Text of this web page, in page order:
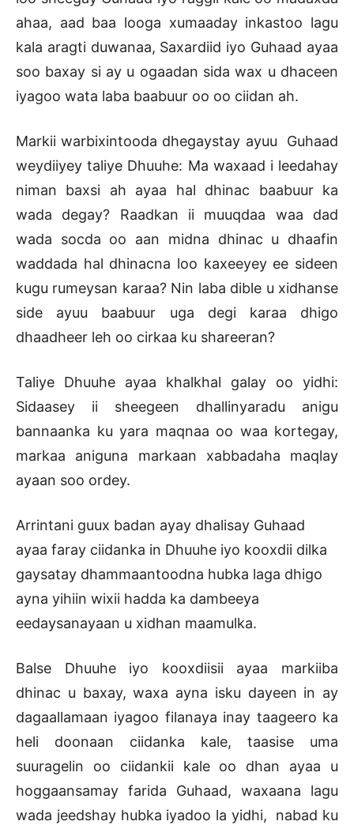
ahaa, aad baa looga xumaaday inkastoo lagu
kala aragti duwanaa, Saxardiid iyo Guhaad ayaa
soo baxay si ay u ogaadan sida wax u dhaceen
iyagoo wata laba baabuur oo oo ciidan ah.
Markii warbixintooda dhegaystay ayuu Guhaad
weydiiyey taliye Dhuuhe: Ma waxaad i leedahay
niman baxsi ah ayaa hal dhinac baabuur ka
wada degay? Raadkan ii muuqdaa waa dad
wada socda oo aan midna dhinac u dhaafin
waddada hal dhinacna loo kaxeeyey ee sideen
kugu rumeysan karaa? Nin laba dible u xidhanse
side ayuu baabuur uga degi karaa dhigo
dhaadheer leh oo cirkaa ku shareeran?
Taliye Dhuuhe ayaa khalkhal galay oo yidhi:
Sidaasey ii sheegeen dhallinyaradu anigu
bannaanka ku yara maqnaa oo waa kortegay,
markaa aniguna markaan xabbadaha maqlay
ayaan soo ordey.
Arrintani guux badan ayay dhalisay Guhaad
ayaa faray ciidanka in Dhuuhe iyo kooxdii dilka
gaysatay dhammaantoodna hubka laga dhigo
ayna yihiin wixii hadda ka dambeeya
eedaysanayaan u xidhan maamulka.
Balse Dhuuhe iyo kooxdiisii ayaa markiiba
dhinac u baxay, waxa ayna isku dayeen in ay
dagaallamaan iyagoo filanaya inay taageero ka
heli doonaan ciidanka kale, taasise uma
suuragelin oo ciidankii kale oo dhan ayaa u
hoggaansamay farida Guhaad, waxaana lagu
wada jeedshay hubka iyadoo la yidhi, nabad ku